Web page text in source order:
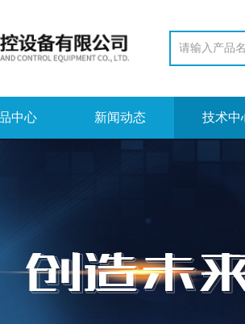
中心 新闻动态 技术中